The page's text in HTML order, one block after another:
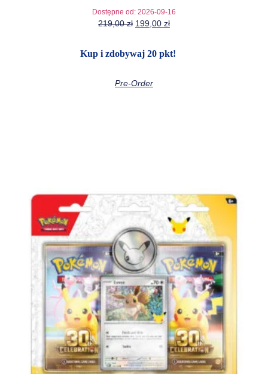
Dostępne od: 2026-09-16
219,00zł 199,00 zł
Kup i zdobywaj 20 pkt!
Pre-Order